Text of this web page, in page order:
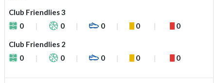
Club Friendlies 3
0
0 0 0 0
Club Friendlies 2
0
0 0 0 0